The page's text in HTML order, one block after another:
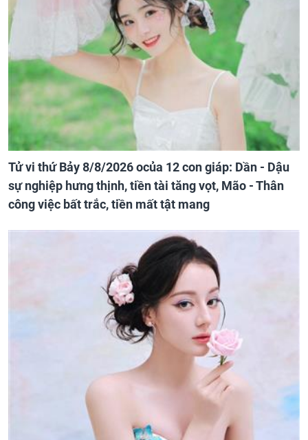
Tử vi thứ Bảy 8/8/2026 ocủa 12 con giáp: Dần - Dậu
sự nghiệp hưng thịnh, tiền tài tăng vọt, Mão - Thân
công việc bất trắc, tiền mất tật mang